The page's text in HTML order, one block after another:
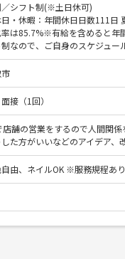
シフト制(※土日休可)
日・休暇：年間休日日数111
は85.7%※有給を含めると年
なので、ご自身のスケジュー
接（1回）
舗の営業をするので人間関係
た方がいいなどのアイデア、
由、ネイルOK ※服務規程あり